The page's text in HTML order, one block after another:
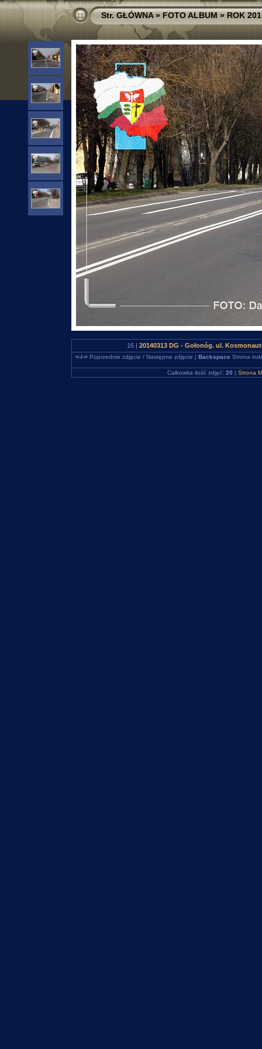
Str. GŁÓWNA»FOTO ALBUM»ROK
16 | 20140313 DG - Gołonóg. ul.
<-/->Poprzednie zdjęcie / Następne zdjęcie | Backspace Strona
Całkowita ilość zdjęć: 20 | Strona